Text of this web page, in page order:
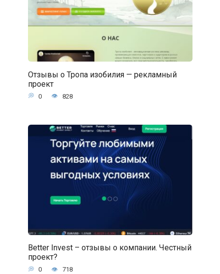
Отзывы о Тропа изобилия — рекламный
проект
0 828
Better Invest – отзывы о компании. Честный
проект?
0 718